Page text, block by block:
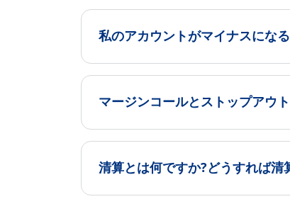
私のアカウントがマイナスにな
マージンコールとストップアウ
清算とは何ですか?どうすれば清